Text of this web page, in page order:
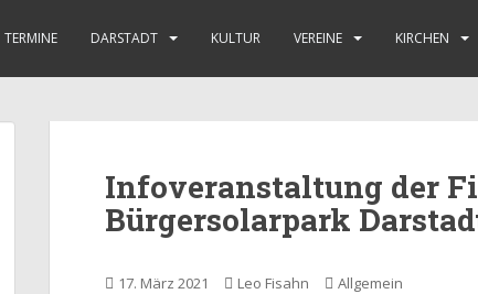
TERMINE DARSTADT KULTUR VEREINE KIRCHEN
Infoveranstaltung der
Bürgersolarpark
17. März 2021 Leo Fisahn Allgemein